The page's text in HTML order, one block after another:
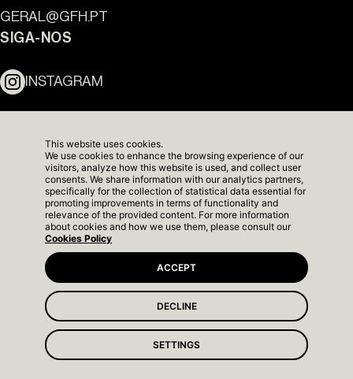
The Yard Next -
Apartamento Modelo
GERAL@GFH.PT
SIGA-NOS
INSTAGRAM
NEWSLETTER
TERMOS DE SERVIÇO
© 2026 GFH. TODOS OS
VOLTAR
This website uses cookies.
We use cookies to enhance the browsing experience of our
visitors, analyze how this website is used, and collect user
consents. We share information with our analytics partners,
specifically for the collection of statistical data essential for
promoting improvements in terms of functionality and
relevance of the provided content. For more information
about cookies and how we use them, please consult our
Cookies Policy
SETTINGS
DECLINE
ACCEPT